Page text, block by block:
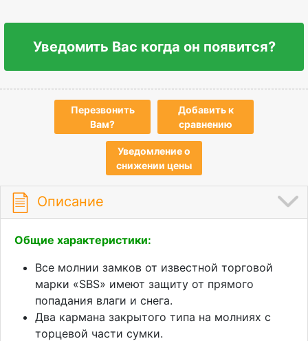
Уведомить Вас когда он появится?
Перезвонить
Вам?
Добавить к
сравнению
Уведомление о
снижении цены
Описание
Общие характеристики:
Все молнии замков от известной торговой
марки «SBS» имеют защиту от прямого
попадания влаги и снега.
Два кармана закрытого типа на молниях с
торцевой части сумки.